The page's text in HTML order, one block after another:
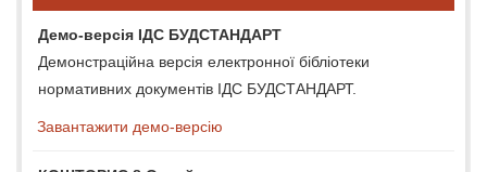
Демо-версія ІДС БУДСТАНДАРТ
Демонстраційна версія електронної бібліотеки
нормативних документів ІДС БУДСТАНДАРТ.
Завантажити демо-версію